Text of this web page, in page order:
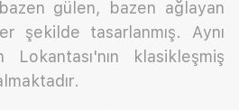
gülen, bazen ağlayan
şekilde tasarlanmış. Aynı
Lokantası'nın klasikleşmiş